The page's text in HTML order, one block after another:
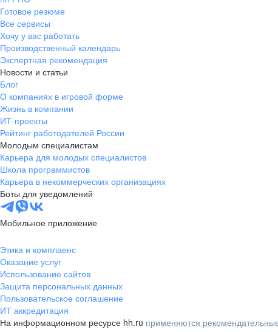
Готовое резюме
Все сервисы
Хочу у вас работать
Производственный календарь
Экспертная рекомендация
Новости и статьи
Блог
О компаниях в игровой форме
Жизнь в компании
ИТ-проекты
Рейтинг работодателей России
Молодым специалистам
Карьера для молодых специалистов
Школа программистов
Карьера в некоммерческих организациях
Боты для уведомлений
Мобильное приложение
Этика и комплаенс
Оказание услуг
Использование сайтов
Защита персональных данных
Пользовательское соглашение
ИТ аккредитация
На информационном ресурсе hh.ru применяются